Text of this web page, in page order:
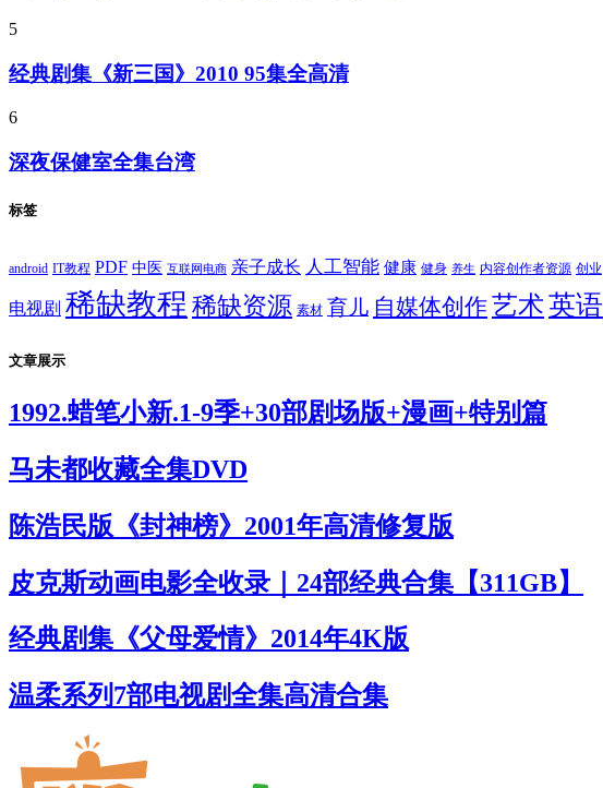
5
经典剧集《新三国》2010 95集全高清
6
深夜保健室全集台湾
标签
android IT教程 PDF 中医 互联网电商 亲子成长 人工智能 健康 健身 养生 内容创作者资源 创业
电视剧 稀缺教程 稀缺资源 素材 育儿 自媒体创作艺术英语
文章展示
1992.蜡笔小新.1-9季+30部剧场版+漫画+特别篇
马未都收藏全集DVD
陈浩民版《封神榜》2001年高清修复版
皮克斯动画电影全收录｜24部经典合集【311GB】
经典剧集《父母爱情》2014年4K版
温柔系列7部电视剧全集高清合集